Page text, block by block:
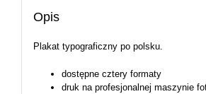
Opis
Plakat typograficzny po polsku.
dostępne cztery formaty
druk na profesjonalnej maszynie